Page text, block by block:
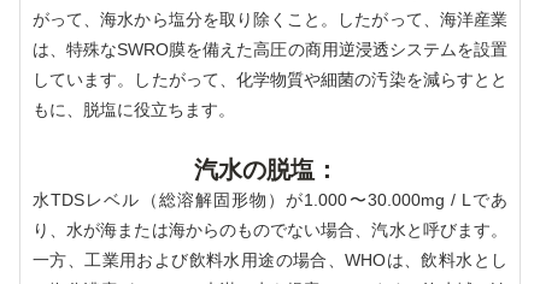
がって、海水から塩分を取り除くこと。したがって、海洋産業
は、特殊なSWRO膜を備えた高圧の商用逆浸透システムを設置
しています。したがって、化学物質や細菌の汚染を減らすとと
もに、脱塩に役立ちます。
汽水の脱塩：
水TDSレベル（総溶解固形物）が1.000〜30.000mg / Lであ
り、水が海または海からのものでない場合、汽水と呼びます。
一方、工業用および飲料水用途の場合、WHOは、飲料水とし